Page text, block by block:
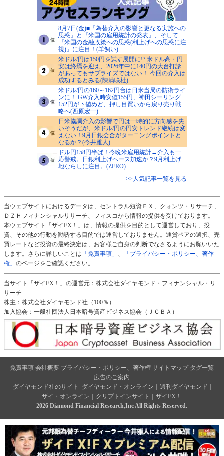
8月7日(金)■『為替介入の影響と更なる実施への
思惑』と『米国の雇用統計の発表』、そして
『米国の金融政策への思惑(利上げへの思惑に注
視)』に注目！(羊飼い)
米ドル/円は150円を試す展開に!? 米ドル高・円
安は終焉を迎え、2026年中に140円の大台打診
があってもサプライズではない！ 今回の介入は
成功するとみる(陳満咲杜)
米ドル/円の160～162円台は日米当局の防衛ライ
ンに！ GW介入時安値155円、神田シーリング
152円が下値めど、押し目買いから戻り売り戦
略へ(西原宏一)
日米協調介入の影響で円は一時的に方向感を失
いそうだが、米ドル/円の円安トレンド継続は変
えない！9月日銀会合がターニングポイントと
なるか？(今井雅人)
ドル円158円半ば！今晩米雇用統計→介入も一
応警戒。日銀利上げペース加速か？9月利上げ
地ならしに注目。(ZERO)
>>人気記事一覧を見る
当ウェブサイトにおけるデータは、セントラル短資ＦＸ、クォンツ・リサーチ、
ＤＺＨフィナンシャルリサーチ、フィスコから情報の提供を受けております。
本ウェブサイト「ザイFX！」は、情報の提供を目的として運営しており、投
資、その他の行動を勧誘する目的では運営しておりません。通貨ペアの選択、売
買レートなど投資の最終決定は、お客様ご自身の判断でなさるようにお願いいた
します。さらに詳しいことは 「免責事項」 、
「プライバシー・ポリシー、著作
権」 のページをご確認ください。
当サイト「ザイFX！」の運営元：株式会社ダイヤモンド・フィナンシャル・リ
サーチ
株主：株式会社ダイヤモンド社（100％）
加入協会：一般社団法人日本暗号資産ビジネス協会（ＪＣＢＡ）
免責事項 会社概要 プライバシー・ポリシー、著作権 サイトマップ タグ一覧
広告のご案内
ダイヤモンド社のサイト
ダイヤモンド・オンライン 週刊ダイヤモンド
ザイ・オンライン
クリプトインサイト
ザイFX！
2026 Diamond Financial Research,Inc All Rights Reserved.